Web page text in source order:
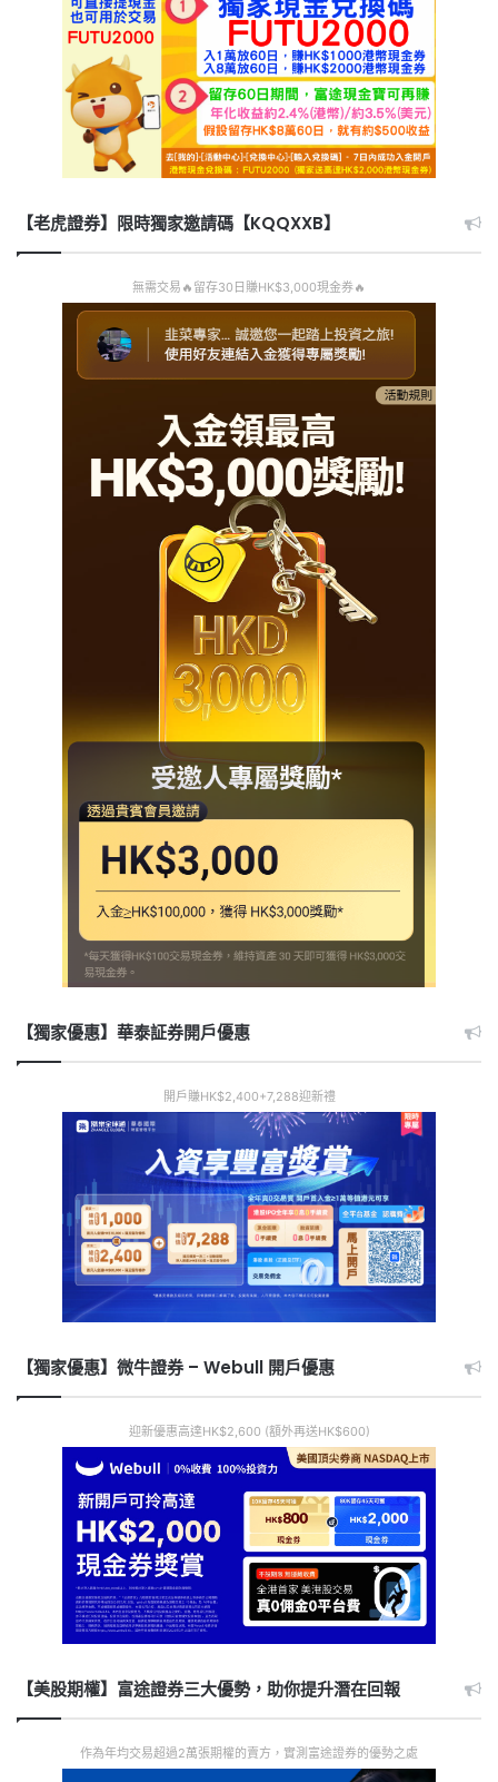
【老虎證券】限時獨家邀請碼【KQQXXB】
無需交易🔥留存30日賺HK$3,000現金券🔥
【獨家優惠】華泰証券開戶優惠
開戶賺HK$2,400+7,288迎新禮
【獨家優惠】微牛證券 – Webull 開戶優惠
迎新優惠高達HK$2,600 (額外再送HK$600)
【美股期權】富途證券三大優勢，助你提升潛在回報
作為年均交易超過2萬張期權的賣方，實測富途證券的優勢之處